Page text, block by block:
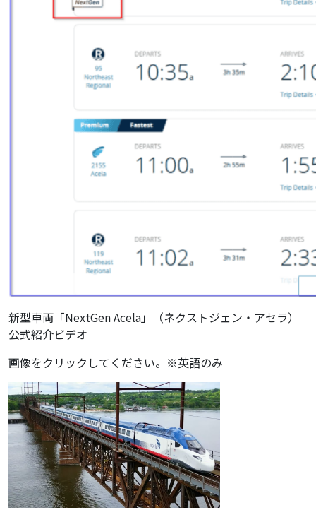
新型車両「NextGen Acela」（ネクストジェン・アセラ）
公式紹介ビデオ
画像をクリックしてください。※英語のみ